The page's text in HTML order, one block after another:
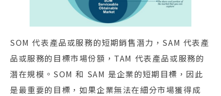
SOM 代表產品或服務的短期銷售潛力，SAM 代表產
品或服務的目標市場份額，TAM 代表產品或服務的
潛在規模。SOM 和 SAM 是企業的短期目標，因此
是最重要的目標，如果企業無法在細分市場獲得成